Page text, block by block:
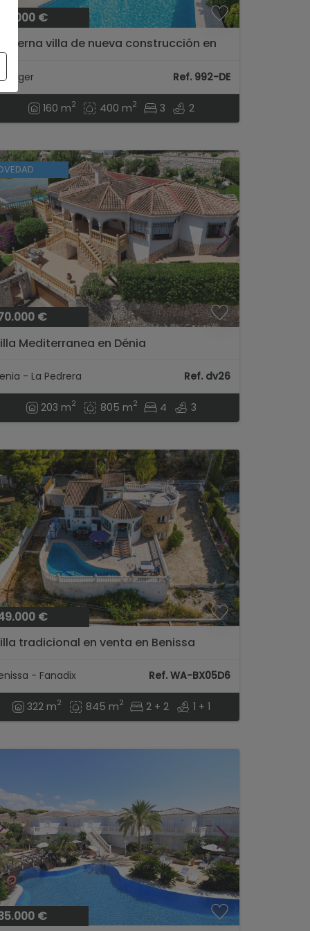
€
Moderna villa de nueva construcción en
Verger Ref. 992-DE
160 m2 400 m2 3 2
€
Mediterranea en Dénia
- La Pedrera Ref. dv26
203 m2 805 m2 4 3
€
tradicional en venta en Benissa
- Fanadix Ref. WA-BX05D6
322 m2 845 m2 2 + 2 1 + 1
€